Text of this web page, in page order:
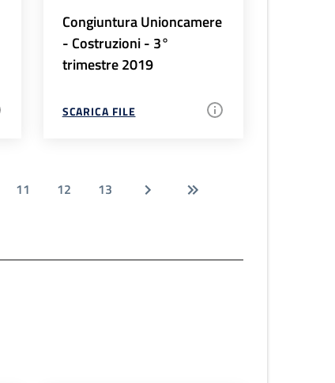
Congiuntura Unioncamere
- Costruzioni - 3°
trimestre 2019
SCARICA FILE
11 12 13